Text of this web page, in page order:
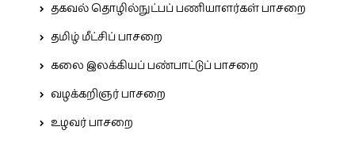
தகவல் தொழில்நுட்பப் பணியாளர்கள் பாசறை
தமிழ் மீட்சிப் பாசறை
கலை இலக்கியப் பண்பாட்டுப் பாசறை
வழக்கறிஞர் பாசறை
உழவர் பாசறை